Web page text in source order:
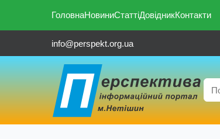
ГоловнаНовиниСтаттіДовідникКонтакти
info@perspekt.org.ua